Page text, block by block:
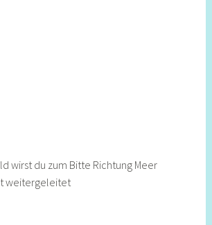
wirst du zum Bitte Richtung Meer
weitergeleitet